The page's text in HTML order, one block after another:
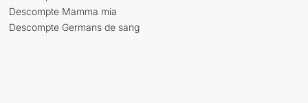
Descompte Mamma mia
Descompte Germans de sang